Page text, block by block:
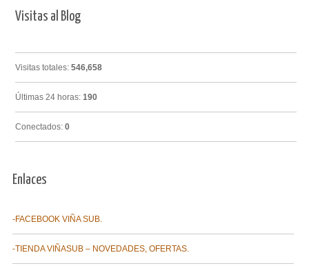
Visitas al Blog
Visitas totales: 546,658
Últimas 24 horas: 190
Conectados: 0
Enlaces
-FACEBOOK VIÑA SUB.
-TIENDA VIÑASUB – NOVEDADES, OFERTAS.